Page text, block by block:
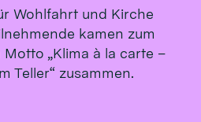
Wohlfahrt und Kirche
kamen zum
„Klima à la carte –
Teller“ zusammen.